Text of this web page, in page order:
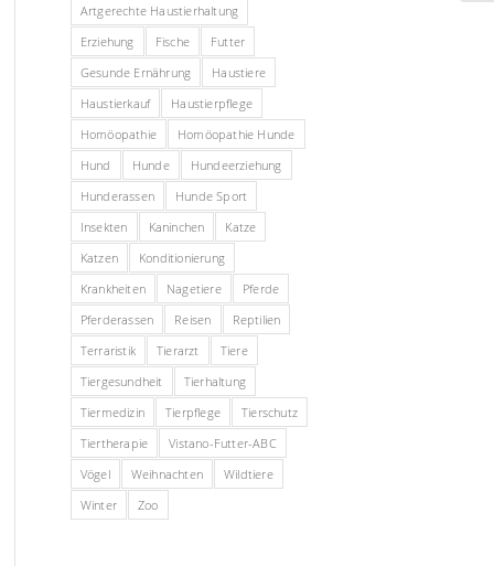
Artgerechte Haustierhaltung
Erziehung
Fische
Futter
Gesunde Ernährung
Haustiere
Haustierkauf
Haustierpflege
Homöopathie
Homöopathie Hunde
Hund
Hunde
Hundeerziehung
Hunderassen
Hunde Sport
Insekten
Kaninchen
Katze
Katzen
Konditionierung
Krankheiten
Nagetiere
Pferde
Pferderassen
Reisen
Reptilien
Terraristik
Tierarzt
Tiere
Tiergesundheit
Tierhaltung
Tiermedizin
Tierpflege
Tierschutz
Tiertherapie
Vistano-Futter-ABC
Vögel
Weihnachten
Wildtiere
Winter
Zoo